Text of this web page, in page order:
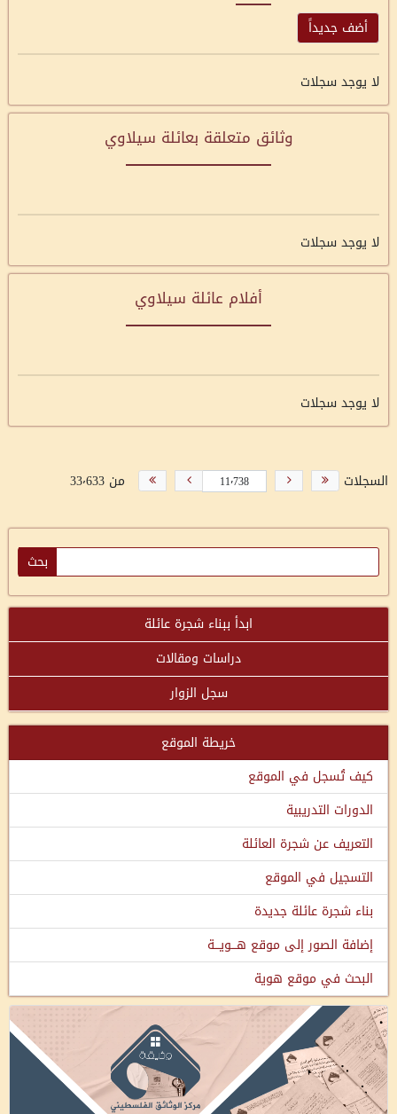
أضف جديداً
لا يوجد سجلات
وثائق متعلقة بعائلة سيلاوي
لا يوجد سجلات
أفلام عائلة سيلاوي
لا يوجد سجلات
السجلات من 33٬633
ابدأ ببناء شجرة عائلة
دراسات ومقالات
سجل الزوار
خريطة الموقع
كيف تُسجل في الموقع
الدورات التدريبية
التعريف عن شجرة العائلة
التسجيل في الموقع
بناء شجرة عائلة جديدة
إضافة الصور إلى موقع هـــويـــة
البحث في موقع هوية